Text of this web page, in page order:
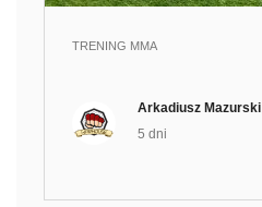
TRENING MMA
Arkadiusz Mazurski
5 dni